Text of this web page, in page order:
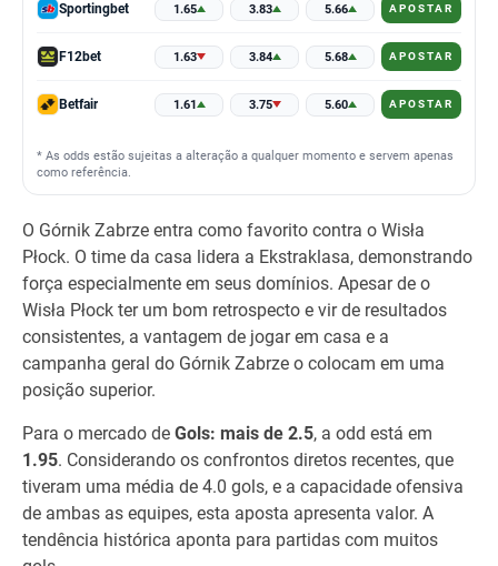
Sportingbet 1.65 3.83 5.66 APOSTAR
F12bet 1.63 3.84 5.68 APOSTAR
Betfair 1.61 3.75 5.60 APOSTAR
* As odds estão sujeitas a alteração a qualquer momento e servem apenas
como referência.
O Górnik Zabrze entra como favorito contra o Wisła
Płock. O time da casa lidera a Ekstraklasa, demonstrando
força especialmente em seus domínios. Apesar de o
Wisła Płock ter um bom retrospecto e vir de resultados
consistentes, a vantagem de jogar em casa e a
campanha geral do Górnik Zabrze o colocam em uma
posição superior.
Para o mercado de Gols: mais de 2.5, a odd está em
1.95. Considerando os confrontos diretos recentes, que
tiveram uma média de 4.0 gols, e a capacidade ofensiva
de ambas as equipes, esta aposta apresenta valor. A
tendência histórica aponta para partidas com muitos